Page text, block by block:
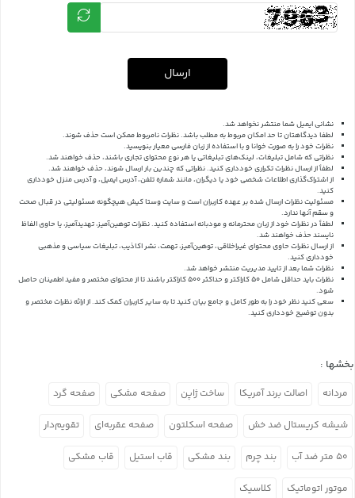
ارسال
نشانی ایمیل شما منتشر نخواهد شد.
لطفا دیدگاهتان تا حد امکان مربوط به مطلب باشد. نظرات نامربوط ممکن است حذف شوند.
نظرات خود را به صورت خوانا و با استفاده از زبان فارسی معیار بنویسید.
نظراتی که شامل تبلیغات، لینک‌های تبلیغاتی یا هر نوع محتوای تجاری باشند، حذف خواهند شد.
لطفاً از ارسال نظرات تکراری خودداری کنید. نظراتی که چندین بار ارسال شوند، حذف خواهند شد.
از اشتراک‌گذاری اطلاعات شخصی خود یا دیگران، مانند شماره تلفن، آدرس ایمیل، و آدرس منزل خودداری
کنید.
مسئولیت نظرات ارسال شده بر عهده کاربران است و سایت وستا کیش هیچگونه مسئولیتی در قبال صحت
و سقم آنها ندارد.
لطفاً در نظرات خود از زبان محترمانه و مودبانه استفاده کنید. نظرات توهین‌آمیز، تهدیدآمیز، یا حاوی الفاظ
ناپسند حذف خواهند شد.
از ارسال نظرات حاوی محتوای غیراخلاقی، توهین‌آمیز، تهمت، نشر اکاذیب، تبلیغات سیاسی و مذهبی
خودداری کنید.
نظرات شما بعد از تایید مدیریت منتشر خواهد شد.
نظرات باید حداقل شامل 50 کاراکتر و حداکثر 500 کاراکتر باشند تا از محتوای مختصر و مفید اطمینان حاصل
شود.
سعی کنید نظر خود را به طور کامل و جامع بیان کنید تا به سایر کاربران کمک کند.از ارائه نظرات مختصر و
بدون توضیح خودداری کنید.
بخشها :
مردانه اصالت برند آمریکا ساخت ژاپن صفحه مشکی صفحه گرد
شیشه کریستال ضد خش صفحه اسکلتون صفحه عقربه‌ای تقویم‌دار
۵۰ متر ضد آب بند چرم بند مشکی قاب استیل قاب مشکی
موتور اتوماتیک کلاسیک